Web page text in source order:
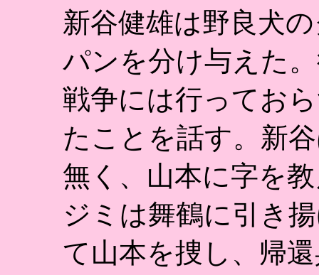
新谷健雄は野良犬
パンを分け与えた
戦争には行ってお
たことを話す。新
無く、山本に字を
ジミは舞鶴に引き
て山本を捜し、帰